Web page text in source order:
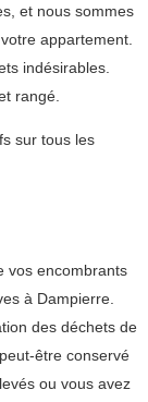
et nous sommes
appartement.
indésirables.
rangé.
sur tous les
vos encombrants
à Dampierre.
des déchets de
être conservé
ou vous avez